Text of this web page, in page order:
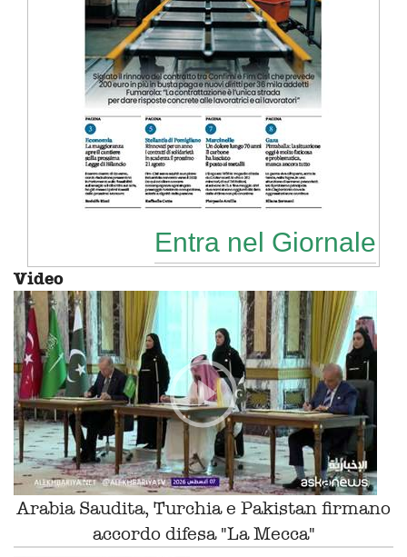
Entra nel Giornale
Video
Arabia Saudita, Turchia e Pakistan firmano
accordo difesa "La Mecca"